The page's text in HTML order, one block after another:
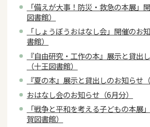
「備えが大事！防災・救急の本展」
図書館）
「しょうぼうおはなし会」開催のお
書館）
『自由研究・工作の本』展示と貸出
（十王図書館）
『夏の本』展示と貸出しのお知らせ
おはなし会のお知らせ（6月分）
「戦争と平和を考える子どもの本展
賀図書館）